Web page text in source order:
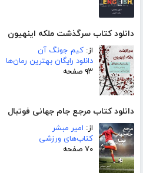
دانلود کتاب سرگذشت ملکه اینهیون
از: کیم جونگ آن
دانلود رایگان بهترین رمان‌ها
۹۳ صفحه
دانلود کتاب مرجع جام جهانی فوتبال
از: امیر مبشر
کتاب‌های ورزشی
۷۰ صفحه